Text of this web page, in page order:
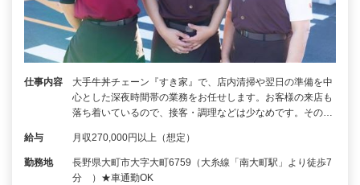
仕事内容
大手牛丼チェーン『すき家』で、店内清掃や翌日の準備を中
心とした深夜時間帯の業務をお任せします。お客様の来店も
落ち着いているので、接客・調理などは少なめです。その…
給与 月収270,000円以上（想定）
勤務地
長野県大町市大字大町6759（大糸線「南大町駅」より徒歩7
分 ）★車通勤OK